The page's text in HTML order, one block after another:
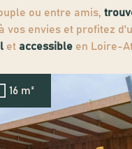
ou entre amis,
vos envies et profitez
et accessible en Loire-
16 m²